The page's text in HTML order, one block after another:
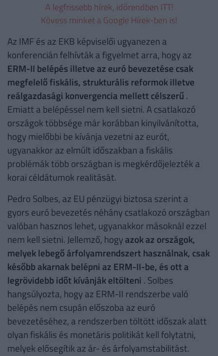
A legfrissebb hírek, időrendben ITT!
Kövess minket a Google Hírek-ben is!
Az IMF és az EKB képviselői ugyanezen a
konferencián felhívták a figyelmet arra, hogy az
ERM-II belépés illetve az euró bevezetése csak
megfelelő fiskális, strukturális reformok illetve
reálgazdasági konvergencia mellett célszerű.
Emiatt a belépéssel nem kell sietni. A csatlakozó
országok többsége már korábban kinyilvánította,
hogy mielőbbi be kívánja vezetni az eurót,
ugyanakkor az elmúlt időszakban a fiskális
problémák több országban is megkérdőjelezték a
korai céldátumok realitását.
Pedro Solbes, az EU pénzügyi biztosa szerint a
gyors euró bevezetés néhány csatlakozó országban
valóban hasznos lehet, ugyanakkor másoknál ezzel
nem kell sietni. Jellemző, hogyazok az országok,
melyek lebegő árfolyamrendszert használnak, csak
később akarnak belépni az ERM-II-be, és ott a
legrövidebb időt kívánják eltölteni . Solbes
hangsúlyozta, hogy az ERM-II rendszerbe való
belépés nem csupán előszoba az euró
bevezetéséhez, a rendszerben töltött időszak alatt
olyan fiskális és monetáris politikát kell folytatni,
melyek elősegítik az ár- és árfolyamstabilitást.